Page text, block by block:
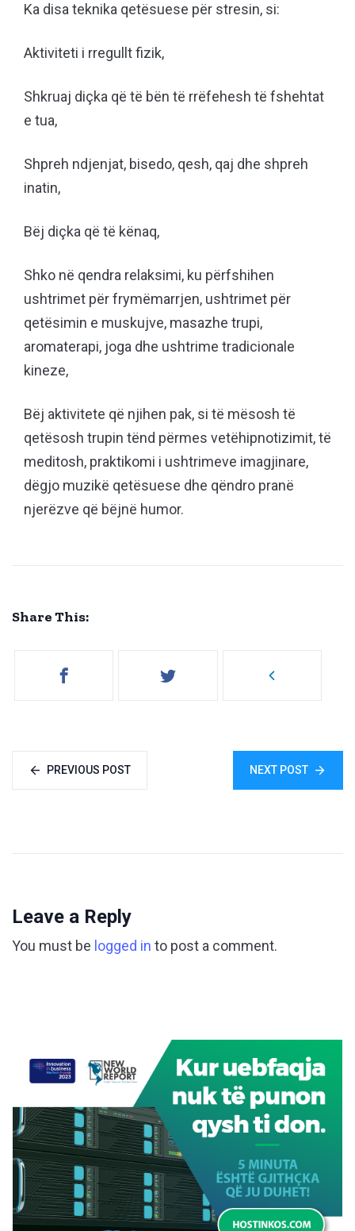
Ka disa teknika qetësuese për stresin, si:
Aktiviteti i rregullt fizik,
Shkruaj diçka që të bën të rrëfehesh të fshehtat
e tua,
Shpreh ndjenjat, bisedo, qesh, qaj dhe shpreh
inatin,
Bëj diçka që të kënaq,
Shko në qendra relaksimi, ku përfshihen
ushtrimet për frymëmarrjen, ushtrimet për
qetësimin e muskujve, masazhe trupi,
aromaterapi, joga dhe ushtrime tradicionale
kineze,
Bëj aktivitete që njihen pak, si të mësosh të
qetësosh trupin tënd përmes vetëhipnotizimit, të
meditosh, praktikomi i ushtrimeve imagjinare,
dëgjo muzikë qetësuese dhe qëndro pranë
njerëzve që bëjnë humor.
Share This:
PREVIOUS POST NEXT POST
Leave a Reply
You must be logged in to post a comment.